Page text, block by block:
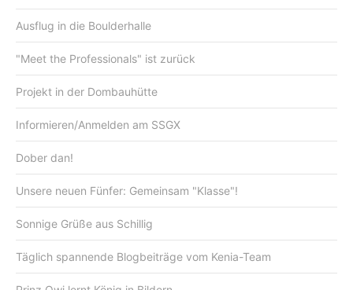
Ausflug in die Boulderhalle
"Meet the Professionals" ist zurück
Projekt in der Dombauhütte
Informieren/Anmelden am SSGX
Dober dan!
Unsere neuen Fünfer: Gemeinsam "Klasse"!
Sonnige Grüße aus Schillig
Täglich spannende Blogbeiträge vom Kenia-Team